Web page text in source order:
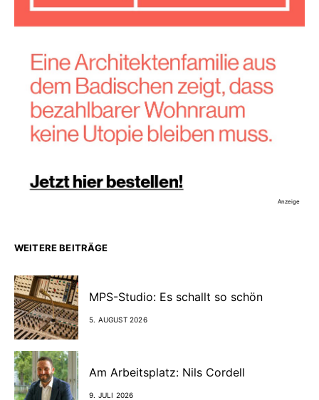
Anzeige
WEITERE BEITRÄGE
MPS-Studio: Es schallt so schön
5. AUGUST 2026
Am Arbeitsplatz: Nils Cordell
9. JULI 2026